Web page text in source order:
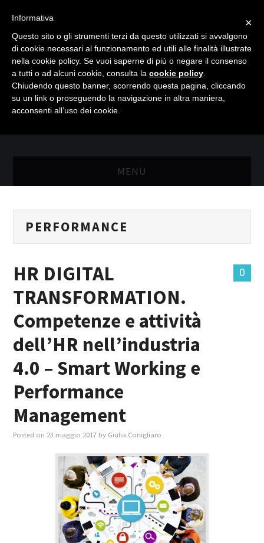
MENU
MASTER MARKETING & RETAIL
MASTER IN FOOD & BEVERAGE
GIURISTI IN AZIENDA
TUTTI
PERFORMANCE
0
HR DIGITAL
TRANSFORMATION.
Competenze e attività
dell’HR nell’industria
4.0 – Smart Working e
Performance
Management
Posted on 23 maggio 2017 by Giulia Conigliaro
×
Informativa
Questo sito o gli strumenti terzi da questo utilizzati si avvalgono
di cookie necessari al funzionamento ed utili alle finalità illustrate
nella cookie policy. Se vuoi saperne di più o negare il consenso
a tutti o ad alcuni cookie, consulta la cookie policy
Chiudendo questo banner, scorrendo questa pagina, cliccando
su un link o proseguendo la navigazione in altra maniera,
acconsenti all’uso dei cookie.